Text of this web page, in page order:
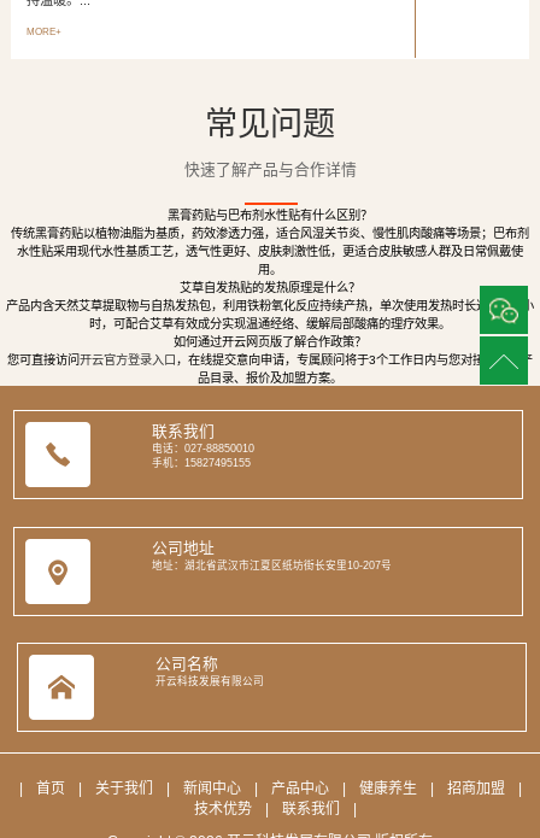
MORE+
常见问题
快速了解产品与合作详情
黑膏药贴与巴布剂水性贴有什么区别？
传统黑膏药贴以植物油脂为基质，药效渗透力强，适合风湿关节炎、慢性肌肉酸痛等场景；巴布剂
水性贴采用现代水性基质工艺，透气性更好、皮肤刺激性低，更适合皮肤敏感人群及日常佩戴使
用。
艾草自发热贴的发热原理是什么？
产品内含天然艾草提取物与自热发热包，利用铁粉氧化反应持续产热，单次使用发热时长达8至12小
时，可配合艾草有效成分实现温通经络、缓解局部酸痛的理疗效果。
如何通过开云网页版了解合作政策？
您可直接访问 开云官方登录入口，在线提交意向申请，专属顾问将于3个工作日内与您对接，提供产
品目录、报价及加盟方案。
联系我们
电话：027-88850010
手机：15827495155
公司地址
地址：湖北省武汉市江夏区纸坊街长安里10-207号
公司名称
开云科技发展有限公司
首页 关于我们 新闻中心 产品中心 健康养生 招商加盟
技术优势
联系我们